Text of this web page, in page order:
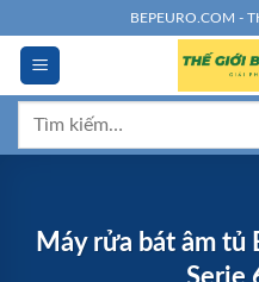
đến
dung
BEPEURO.COM -
Tìm
Máy rửa bát âm tủ